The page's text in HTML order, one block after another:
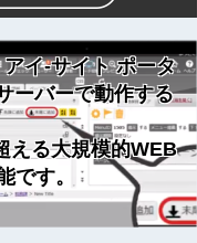
i-SITE ASP クラウド
鳥取県米子市
イ-サイト ポータ
ーバーで動作する
える大規模的WEB
です。